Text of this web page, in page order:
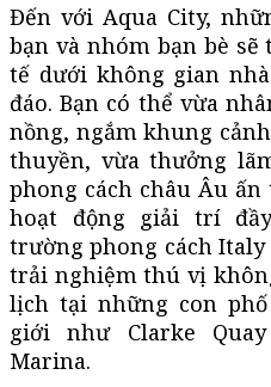
Đến với Aqua City,
bạn và nhóm bạn bè
tế dưới không gian
đáo. Bạn có thể vừa
nồng, ngắm khung
thuyền, vừa thưởng
phong cách châu Âu
hoạt động giải trí
trường phong cách
trải nghiệm thú vị
lịch tại những con
giới như Clarke
Marina.